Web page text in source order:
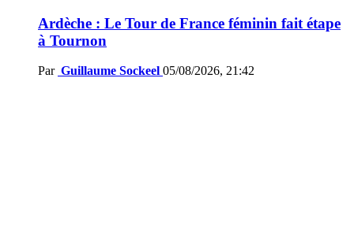
Ardèche : Le Tour de France féminin fait étape
à Tournon
Par Guillaume Sockeel 05/08/2026, 21:42